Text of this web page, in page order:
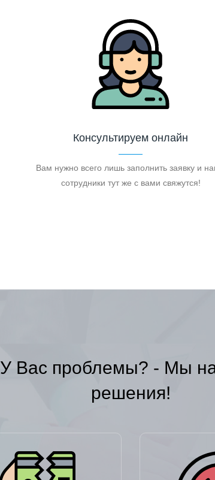
Консультируем онлайн
Вам нужно всего лишь заполнить заявку и
сотрудники тут же с вами свяжутся!
У Вас проблемы? - Мы
решения!